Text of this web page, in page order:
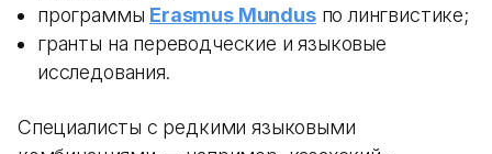
программы Erasmus Mundusпо лингвистике;
гранты на переводческие и языковые
исследования.
Специалисты с редкими языковыми